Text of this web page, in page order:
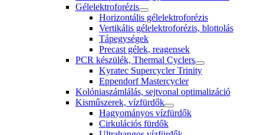
Gélelektroforézis
Horizontális gélelektroforézis
Vertikális gélelektroforézis, blottolás
Tápegységek
Precast gélek, reagensek
PCR készülék, Thermal Cyclers
Kyratec Supercycler Trinity
Eppendorf Mastercycler
Kolóniaszámlálás, sejtvonal optimalizáció
Kisműszerek, vízfürdők
Hagyományos vízfürdők
Cirkulációs fürdők